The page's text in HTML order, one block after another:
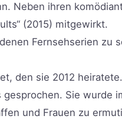
Neben ihren
(2015) mitgewirkt.
Fernsehserien zu
den sie 2012
Sie wurde
und Frauen zu